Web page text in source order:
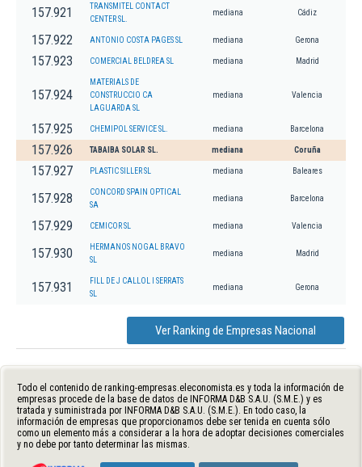
157.921
TRANSMITEL CONTACT
CENTER SL.
mediana Cádiz
157.922 ANTONIO COSTA PAGES SL mediana Gerona
157.923 COMERCIAL BELDREA SL mediana Madrid
157.924
MATERIALS DE
CONSTRUCCIO CA
LAGUARDA SL
mediana Valencia
157.925 CHEMIPOL SERVICE SL. mediana Barcelona
157.926 TABAIBA SOLAR SL. mediana Coruña
157.927 PLASTIC SILLER SL mediana Baleares
157.928
CONCORD SPAIN OPTICAL
SA
mediana Barcelona
157.929 CEMICOR SL mediana Valencia
157.930
HERMANOS NOGAL BRAVO
SL
mediana Madrid
157.931
FILL DE J CALLOL I SERRATS
SL
mediana Gerona
Ver Ranking de Empresas Nacional
Todo el contenido de ranking-empresas.eleconomista.es y toda la información de
empresas procede de la base de datos de INFORMA D&B S.A.U. (S.M.E.) y es
tratada y suministrada por INFORMA D&B S.A.U. (S.M.E.). En todo caso, la
información de empresas que proporcionamos debe ser tenida en cuenta sólo
como un elemento más a considerar a la hora de adoptar decisiones comerciales
y no debe por tanto determinar las mismas.